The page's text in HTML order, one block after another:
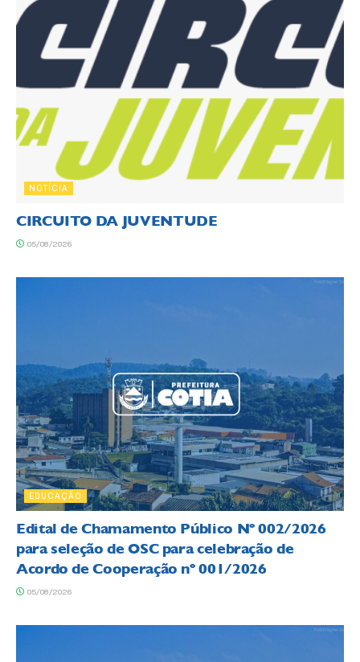
NOTÍCIA
CIRCUITO DA JUVENTUDE
05/08/2026
EDUCAÇÃO
Edital de Chamamento Público Nº 002/2026
para seleção de OSC para celebração de
Acordo de Cooperação nº 001/2026
05/08/2026